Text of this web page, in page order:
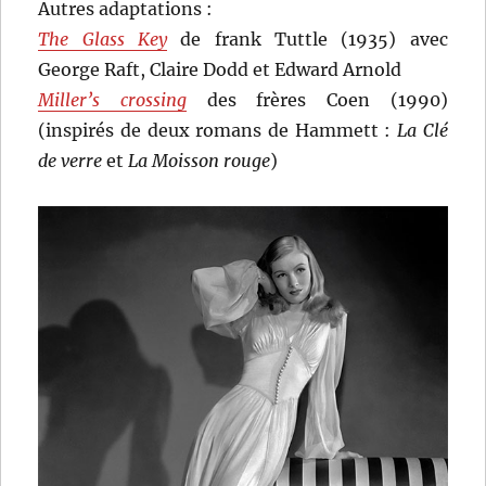
Autres adaptations :
The Glass Keyde frank Tuttle (1935) avec
George Raft, Claire Dodd et Edward Arnold
Miller’s crossingdes frères Coen (1990)
(inspirés de deux romans de Hammett :La Clé
de verre etLa Moisson rouge)